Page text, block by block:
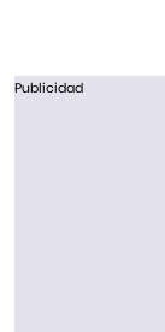
Publicidad